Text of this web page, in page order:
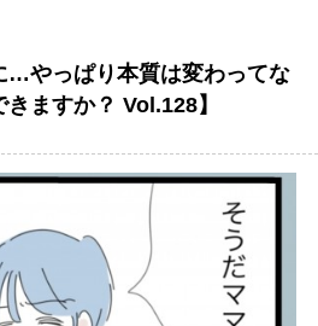
…やっぱり本質は変わってな
ますか？ Vol.128】